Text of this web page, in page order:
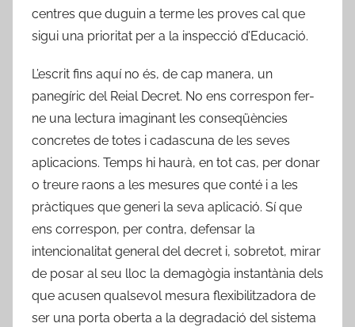
centres que duguin a terme les proves cal que
sigui una prioritat per a la inspecció d’Educació.
L’escrit fins aquí no és, de cap manera, un
panegíric del Reial Decret. No ens correspon fer-
ne una lectura imaginant les conseqüències
concretes de totes i cadascuna de les seves
aplicacions. Temps hi haurà, en tot cas, per donar
o treure raons a les mesures que conté i a les
pràctiques que generi la seva aplicació. Sí que
ens correspon, per contra, defensar la
intencionalitat general del decret i, sobretot, mirar
de posar al seu lloc la demagògia instantània dels
que acusen qualsevol mesura flexibilitzadora de
ser una porta oberta a la degradació del sistema